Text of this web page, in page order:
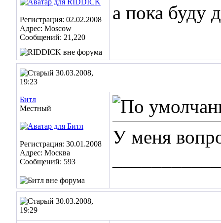
Регистрация: 02.02.2008
Адрес: Moscow
Сообщений: 21,220
а пока буду
30.03.2008,
19:23
Битл
Местный
Регистрация: 30.01.2008
Адрес: Москва
Сообщений: 593
У меня
30.03.2008,
19:29